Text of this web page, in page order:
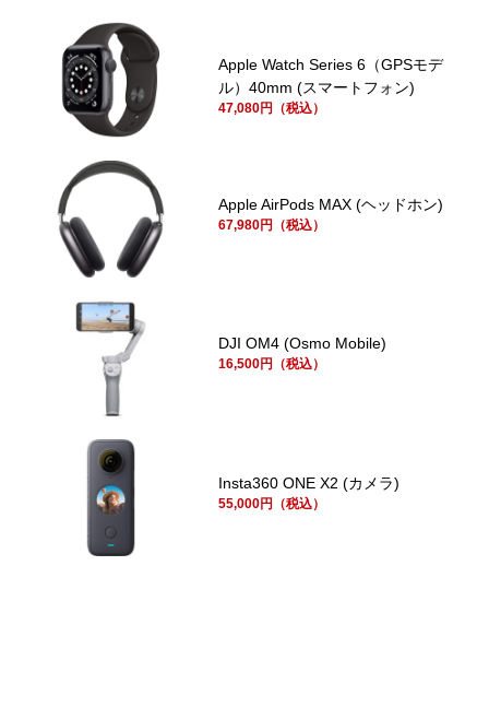
Apple Watch Series 6（GPSモデ
ル）40mm (スマートフォン)
47,080円（税込）
Apple AirPods MAX (ヘッドホン)
67,980円（税込）
DJI OM4 (Osmo Mobile)
16,500円（税込）
Insta360 ONE X2 (カメラ)
55,000円（税込）